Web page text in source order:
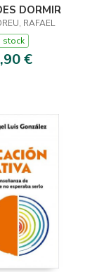
DORMIR
RAFAEL
stock
€